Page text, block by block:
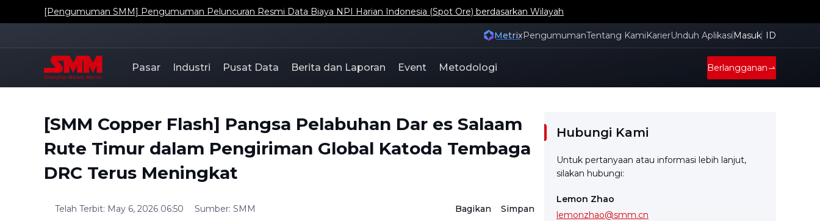
[Pengumuman SMM] Pengumuman Peluncuran Resmi Data Biaya NPI Harian Indonesia (Spot Ore) berdasarkan Wilayah
MetrixPengumumanTentang KamiKarierUnduh Aplikasi Masuk ID
Pasar Industri Pusat Data Berita dan Laporan Event Metodologi Berlangganan
[SMM Copper Flash] Pangsa Pelabuhan Dar es Salaam
Rute Timur dalam Pengiriman Global Katoda Tembaga
DRC Terus Meningkat
Telah Terbit: May 6, 2026 06:50 Sumber: SMM Bagikan Simpan
Hubungi Kami
Untuk pertanyaan atau informasi lebih lanjut,
silakan hubungi:
Lemon Zhao
lemonzhao@smm.cn